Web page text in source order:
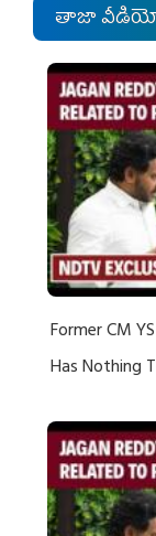
తాజా
Former CM
Has Nothing